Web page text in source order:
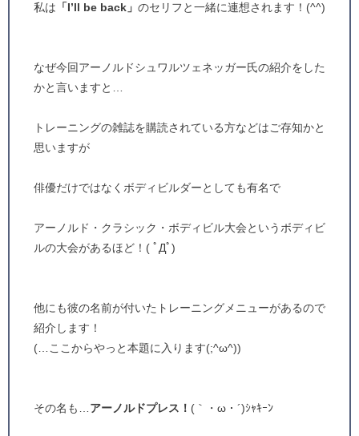
私は 「I’ll be back」 のセリフと一緒に連想されます！(^^)
なぜ今回アーノルドシュワルツェネッガー氏の紹介をした
かと言いますと…
トレーニングの雑誌を購読されている方などはご存知かと
思いますが
俳優だけではなくボディビルダーとしても有名で
アーノルド・クラシック・ボディビル大会というボディビ
ルの大会があるほど！( ﾟДﾟ)
他にも彼の名前が付いたトレーニングメニューがあるので
紹介します！
(…ここからやっと本題に入ります(;^ω^))
その名も… アーノルドプレス！ (｀・ω・´)ｼｬｷｰﾝ